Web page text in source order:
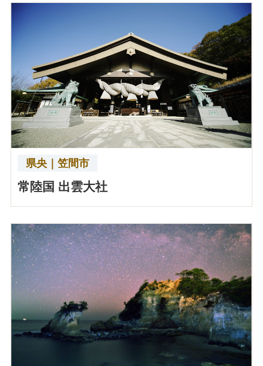
県央｜笠間市
常陸国 出雲大社